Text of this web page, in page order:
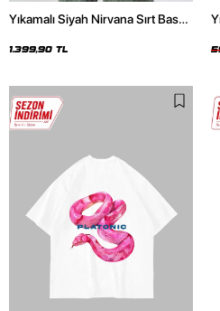
Yıkamalı Siyah Nirvana Sırt Baskılı
1.399,90 TL